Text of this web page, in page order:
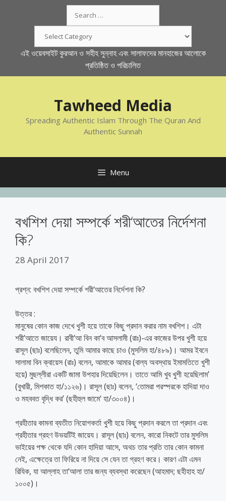
for:
এই ওয়েবসাইট কুরআন ও সহীহ সুন্নাহ এবং সালাফদের মানহাজের আলোকে
প্রতিষ্ঠিত ও পরিচালিত
Tawheed Media
Spreading Authentic Islam Through The Quran And
Authentic Sunnah
Menu
বখশিশ দেয়া সম্পর্কে শরী‘আতের নির্দেশনা
কি?
28 April 2017
প্রশ্ন: বখশিশ দেয়া সম্পর্কে শরী‘আতের নির্দেশনা কি?
উত্তর :
মানুষের কোন কাজ দেখে খুশী হয়ে তাকে কিছু প্রদান করার নাম বখশিশ। এটা
শরী‘আতে জায়েয। রাবী‘আ বিন কা‘ব আসলামী (রাঃ)-এর কাজের উপর খুশী হয়ে
রাসূল (ছাঃ) বলেছিলেন, তুমি আমার কাছে চাও (মুসলিম হা/৪৮৯)। আমর ইবনে
সালামা বিন ক্বায়েস (রাঃ) বলেন, আমাকে আমার (বাল্য অবস্থায় ইমামতিতে খুশী
হয়ে) মুছল্লীরা একটি জামা উপহার দিয়েছিলেন। তাতে আমি খুব খুশী হয়েছিলাম’
(বুখারী, মিশকাত হা/১১২৬)। রাসূল (ছাঃ) বলেন, ‘তোমরা পরস্পরকে হাদিয়া দাও
ও মহববত বৃদ্ধি কর’ (ছহীহুল জামে‘ হা/৩০০৪)।
গ্রহীতার কামনা ব্যতীত নিয়োগকর্তা খুশী হয়ে কিছু প্রদান করলে তা প্রদান এবং
গ্রহীতার গ্রহণ উভয়টিই জায়েয। রাসূল (ছাঃ) বলেন, কারো নিকটে তার মুসলিম
ভাইয়ের পক্ষ থেকে যদি কোন হাদিয়া আসে, অথচ তার প্রতি তার কোন কামনা
নেই, এক্ষেত্রে তা ফিরিয়ে না দিয়ে সে যেন তা গ্রহণ করে। কারণ এটা এমন
রিযিক, যা আল্লাহ তা‘আলা তার জন্য ব্যবস্থা করেছেন (আহমাদ; ছহীহাহ হা/
১০০৫)।